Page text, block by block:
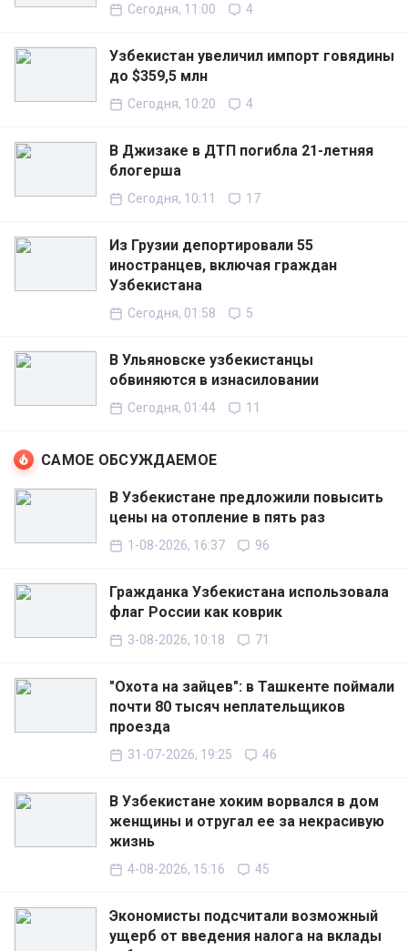
Сегодня, 11:00 4
Узбекистан увеличил импорт говядины
до $359,5 млн
Сегодня, 10:20 4
В Джизаке в ДТП погибла 21-летняя
блогерша
Сегодня, 10:11 17
Из Грузии депортировали 55
иностранцев, включая граждан
Узбекистана
Сегодня, 01:58 5
В Ульяновске узбекистанцы
обвиняются в изнасиловании
Сегодня, 01:44 11
САМОЕ ОБСУЖДАЕМОЕ
В Узбекистане предложили повысить
цены на отопление в пять раз
1-08-2026, 16:37 96
Гражданка Узбекистана использовала
флаг России как коврик
3-08-2026, 10:18 71
"Охота на зайцев": в Ташкенте поймали
почти 80 тысяч неплательщиков
проезда
31-07-2026, 19:25 46
В Узбекистане хоким ворвался в дом
женщины и отругал ее за некрасивую
жизнь
4-08-2026, 15:16 45
Экономисты подсчитали возможный
ущерб от введения налога на вклады